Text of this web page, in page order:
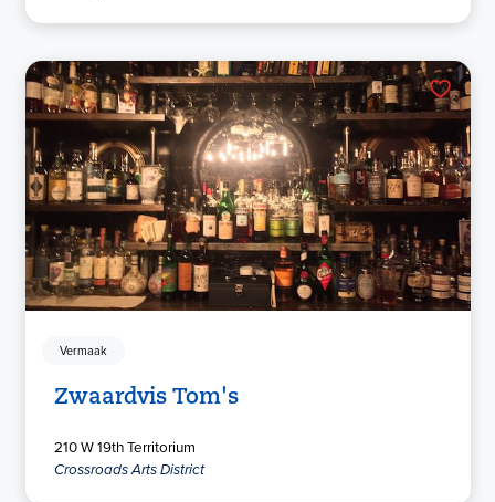
Vermaak
Zwaardvis Tom's
210 W 19th Territorium
Crossroads Arts District